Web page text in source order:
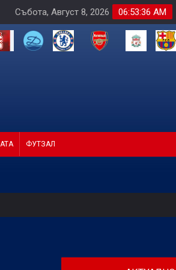
06:53:37 AM
Събота, Август 8, 2026
ФУТЗАЛ